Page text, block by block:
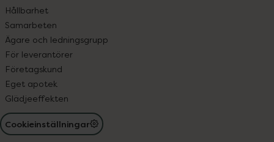
Hållbarhet
Samarbeten
Ägare och ledningsgrupp
För leverantörer
Företagskund
Eget apotek
Glädjeeffekten
Cookieinställningar